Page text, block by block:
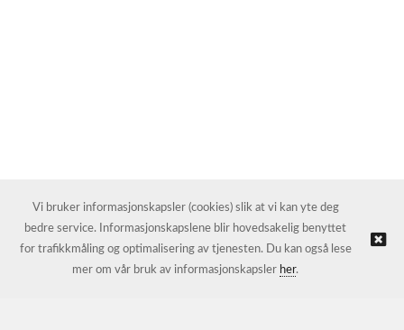
Vi bruker informasjonskapsler (cookies) slik at vi kan yte deg
bedre service. Informasjonskapslene blir hovedsakelig benyttet
for trafikkmåling og optimalisering av tjenesten. Du kan også lese
mer om vår bruk av informasjonskapsler her.